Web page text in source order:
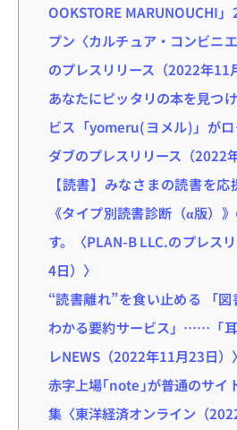
OOKSTORE MARUNOUCHI
プン〈カルチュア・コンビニ
のプレスリリース（2022年11
あなたにピッタリの本を見つ
ビス「yomeru(ヨメル)」が
ダブのプレスリリース（2022
【読書】みなさまの読書を
《タイプ別読書診断（α版）
す。〈PLAN-B LLC.のプレス
4日）〉
“読書離れ”を食い止める 「
わかる要約サービス」……「
レNEWS（2022年11月23日）〉
赤字上場｢note｣が普通のサイ
集〈東洋経済オンライン（